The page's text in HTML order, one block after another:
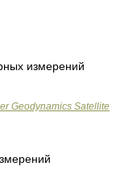
измерений
Geodynamics Satellite